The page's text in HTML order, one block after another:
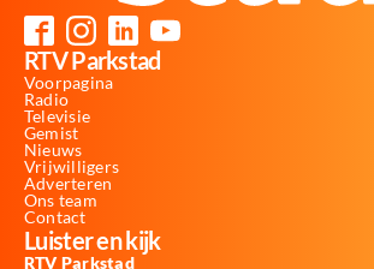
RTV Parkstad
Voorpagina
Radio
Televisie
Gemist
Nieuws
Vrijwilligers
Adverteren
Ons team
Contact
Luister en kijk
RTV Parkstad